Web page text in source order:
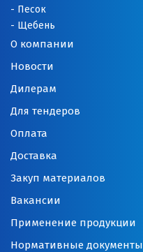
О компании
Новости
Дилерам
Для тендеров
Оплата
Доставка
Закуп материалов
Вакансии
Применение продукции
Нормативные документы
Песок
Щебень